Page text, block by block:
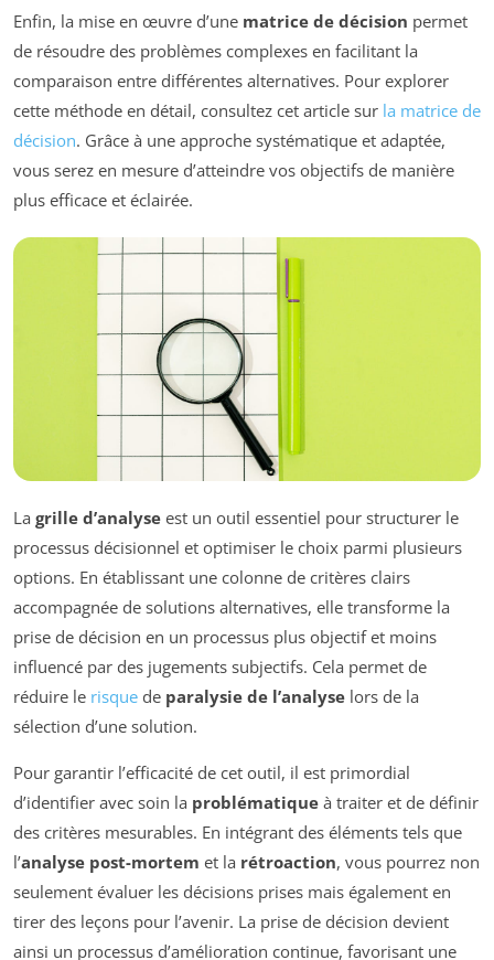
Enfin, la mise en œuvre d’une matrice de décision permet
de résoudre des problèmes complexes en facilitant la
comparaison entre différentes alternatives. Pour explorer
cette méthode en détail, consultez cet article sur la matrice de
décision. Grâce à une approche systématique et adaptée,
vous serez en mesure d’atteindre vos objectifs de manière
plus efficace et éclairée.
La grille d’analyse est un outil essentiel pour structurer le
processus décisionnel et optimiser le choix parmi plusieurs
options. En établissant une colonne de critères clairs
accompagnée de solutions alternatives, elle transforme la
prise de décision en un processus plus objectif et moins
influencé par des jugements subjectifs. Cela permet de
réduire le risque de paralysie de l’analyse lors de la
sélection d’une solution.
Pour garantir l’efficacité de cet outil, il est primordial
d’identifier avec soin la problématique à traiter et de définir
des critères mesurables. En intégrant des éléments tels que
l’analyse post-mortem et la rétroaction, vous pourrez non
seulement évaluer les décisions prises mais également en
tirer des leçons pour l’avenir. La prise de décision devient
ainsi un processus d’amélioration continue, favorisant une